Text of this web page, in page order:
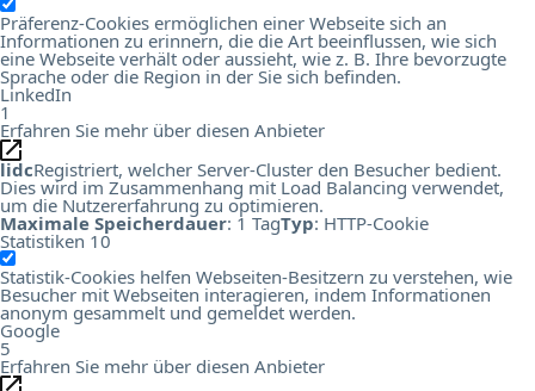
Präferenz-Cookies ermöglichen einer Webseite sich an
Informationen zu erinnern, die die Art beeinflussen, wie sich
eine Webseite verhält oder aussieht, wie z. B. Ihre bevorzugte
Sprache oder die Region in der Sie sich befinden.
LinkedIn
1
Erfahren Sie mehr über diesen Anbieter
lidcRegistriert, welcher Server-Cluster den Besucher bedient.
Dies wird im Zusammenhang mit Load Balancing verwendet,
um die Nutzererfahrung zu optimieren.
Maximale Speicherdauer: 1 TagTyp: HTTP-Cookie
Statistiken 10
Statistik-Cookies helfen Webseiten-Besitzern zu verstehen, wie
Besucher mit Webseiten interagieren, indem Informationen
anonym gesammelt und gemeldet werden.
Google
5
Erfahren Sie mehr über diesen Anbieter